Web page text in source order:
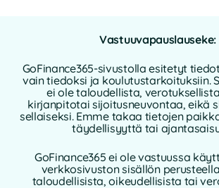
Vastuuvapauslauseke:
GoFinance365-sivustolla esitetyt
vain tiedoksi ja koulutustarkoituksiin.
ei ole taloudellista,
kirjanpitotai sijoitusneuvontaa, eikä
sellaiseksi. Emme takaa tietojen
täydellisyyttä tai
GoFinance365 ei ole vastuussa
verkkosivuston sisällön
taloudellisista, oikeudellisista tai